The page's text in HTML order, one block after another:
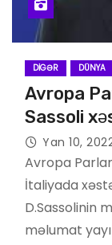
DIGƏR DÜNYA
Avropa
Sassoli
Yan 10,
Avropa
İtaliyada
D.Sassolinin
məlumat